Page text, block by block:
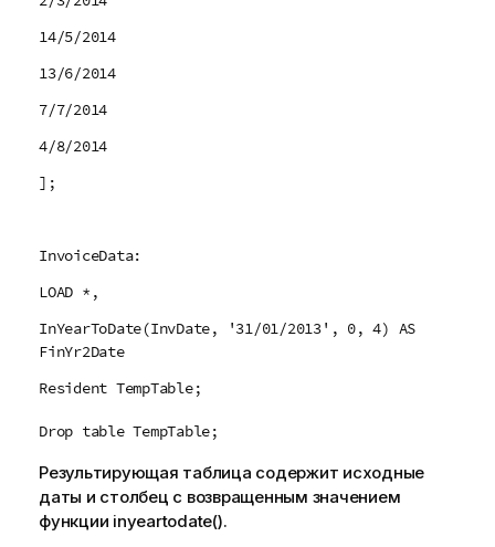
14/5/2014
13/6/2014
7/7/2014
4/8/2014
];
InvoiceData:
LOAD *,
InYearToDate(InvDate, '31/01/2013', 0, 4) AS
FinYr2Date
Resident TempTable;
Drop table TempTable;
Результирующая таблица содержит исходные
даты и столбец с возвращенным значением
функции inyeartodate().